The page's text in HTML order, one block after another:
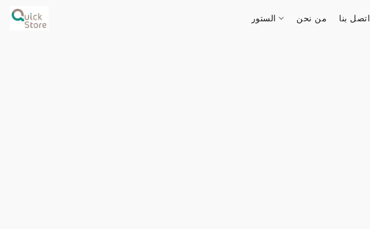
الستور من نحن اتصل بنا